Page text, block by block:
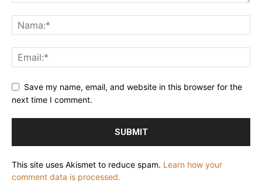
Save my name, email, and website in this browser for the
next time I comment.
This site uses Akismet to reduce spam. Learn how your
comment data is processed.